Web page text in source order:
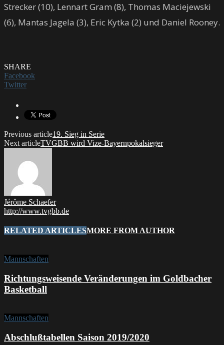
Strecker (10), Lennart Gram (8), Thomas Maciejewski
(6), Mantas Jagela (3), Eric Kytka (2) und Daniel Rooney.
SHARE
Facebook
Twitter
Previous article19. Sieg in Serie
Next articleTVGBB wird Vize-Bayernpokalsieger
Jérôme Schaefer
http://www.tvgbb.de
RELATED ARTICLESMORE FROM AUTHOR
Mannschaften
Richtungsweisende Veränderungen im Goldbacher
Basketball
Mannschaften
Abschlußtabellen Saison 2019/2020